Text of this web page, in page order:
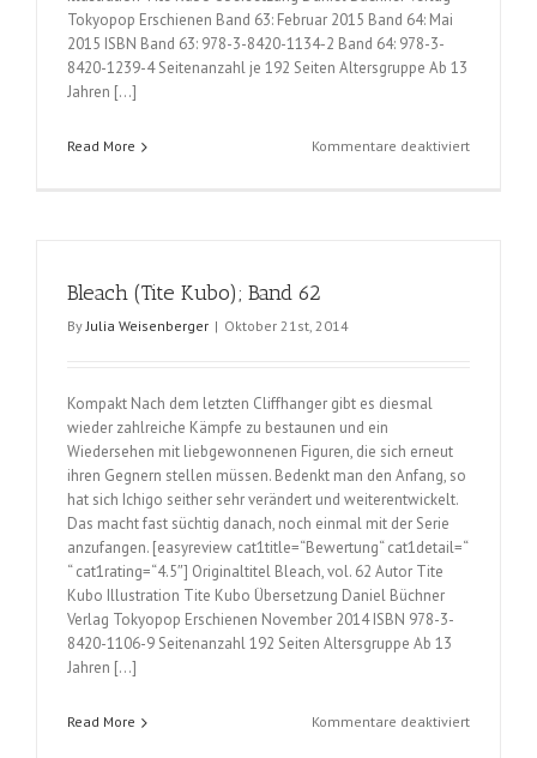
Tokyopop Erschienen Band 63: Februar 2015 Band 64: Mai
2015 ISBN Band 63: 978-3-8420-1134-2 Band 64: 978-3-
8420-1239-4 Seitenanzahl je 192 Seiten Altersgruppe Ab 13
Jahren […]
Read More Kommentare deaktiviertfür
Bleach (Tite Kubo); Band 62
ByJulia Weisenberger | Oktober 21st, 2014
Kompakt Nach dem letzten Cliffhanger gibt es diesmal
wieder zahlreiche Kämpfe zu bestaunen und ein
Wiedersehen mit liebgewonnenen Figuren, die sich erneut
ihren Gegnern stellen müssen. Bedenkt man den Anfang, so
hat sich Ichigo seither sehr verändert und weiterentwickelt.
Das macht fast süchtig danach, noch einmal mit der Serie
anzufangen. [easyreview cat1title=“Bewertung“ cat1detail=“
“ cat1rating=“4.5″] Originaltitel Bleach, vol. 62 Autor Tite
Kubo Illustration Tite Kubo Übersetzung Daniel Büchner
Verlag Tokyopop Erschienen November 2014 ISBN 978-3-
8420-1106-9 Seitenanzahl 192 Seiten Altersgruppe Ab 13
Jahren […]
Read More Kommentare deaktiviertfür